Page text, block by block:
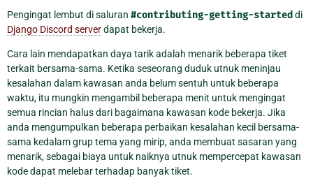
Pengingat lembut di saluran #contributing-getting-started di
Django Discord serverdapat bekerja.
Cara lain mendapatkan daya tarik adalah menarik beberapa tiket
terkait bersama-sama. Ketika seseorang duduk utnuk meninjau
kesalahan dalam kawasan anda belum sentuh untuk beberapa
waktu, itu mungkin mengambil beberapa menit untuk mengingat
semua rincian halus dari bagaimana kawasan kode bekerja. Jika
anda mengumpulkan beberapa perbaikan kesalahan kecil bersama-
sama kedalam grup tema yang mirip, anda membuat sasaran yang
menarik, sebagai biaya untuk naiknya utnuk mempercepat kawasan
kode dapat melebar terhadap banyak tiket.